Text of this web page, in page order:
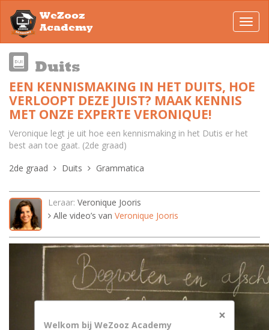
WeZooz
Academy
Duits
EEN KENNISMAKING IN HET DUITS, HOE
VERLOOPT DEZE JUIST? MAAK KENNIS
MET ONZE EXPERTE VERONIQUE!
Veronique legt je uit hoe een kennismaking in het Dutis er het
best aan toe gaat. (2de graad)
2de graad
Duits Grammatica
Leraar: Veronique Jooris
Alle video’s van Veronique Jooris
×
Welkom bij WeZooz Academy